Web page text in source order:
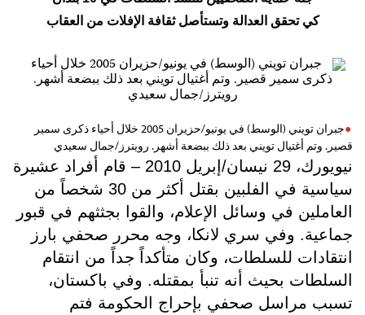
كي تحقق العدالة وتستأصل ثقافة الإفلات من العقاب
جبران تويني (الوسط) في يونيو/حزيران 2005 خلال أحياء ذكرى سمير
قصير. وتم أغتيال تويني بعد ذلك ببضعة أشهر. رويترز/جمال سعيدي
نيويورك، 29 نيسان/إبريل 2010 – قام أفراد عشيرة
سياسية في الفلبين بقتل أكثر من 30 شخصاً من
العاملين في وسائل الإعلام، والقوا بجثثهم في قبور
جماعية. وفي سري لانكا، وجه محرر صحفي بارز
انتقادات للسلطات، وكان متأكداً جداً من انتقام
السلطات بحيث أنه تنبأ بمقتله. وفي باكستان،
تسبب مراسل صحفي بإحراج الحكومة فتم